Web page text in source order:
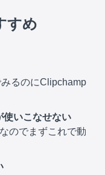
すめ
るのにClipchamp
いこなせない
でまずこれで動